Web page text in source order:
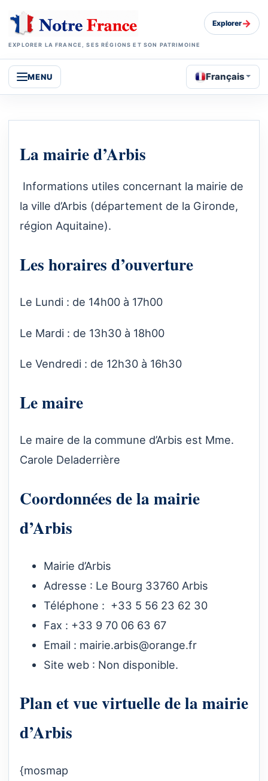
EXPLORER LA FRANCE, SES RÉGIONS ET SON PATRIMOINE
Explorer→
MENU Français
La mairie d’Arbis
Informations utiles concernant la mairie de
la ville d’Arbis (département de la Gironde,
région Aquitaine).
Les horaires d’ouverture
Le Lundi : de 14h00 à 17h00
Le Mardi : de 13h30 à 18h00
Le Vendredi : de 12h30 à 16h30
Le maire
Le maire de la commune d’Arbis est Mme.
Carole Deladerrière
Coordonnées de la mairie
d’Arbis
Mairie d’Arbis
Adresse : Le Bourg 33760 Arbis
Téléphone : +33 5 56 23 62 30
Fax : +33 9 70 06 63 67
Email : mairie.arbis@orange.fr
Site web : Non disponible.
Plan et vue virtuelle de la mairie
d’Arbis
{mosmap